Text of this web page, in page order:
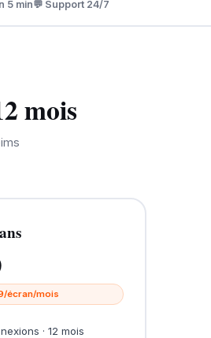
5 min💬 Support 24/7
mois
écran/mois
· 12 mois